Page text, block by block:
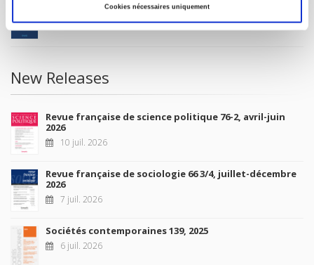
Cookies nécessaires uniquement
La France et l'Union européenne
New Releases
Revue française de science politique 76-2, avril-juin
2026
10 juil. 2026
Revue française de sociologie 66 3/4, juillet-décembre
2026
7 juil. 2026
Sociétés contemporaines 139, 2025
6 juil. 2026